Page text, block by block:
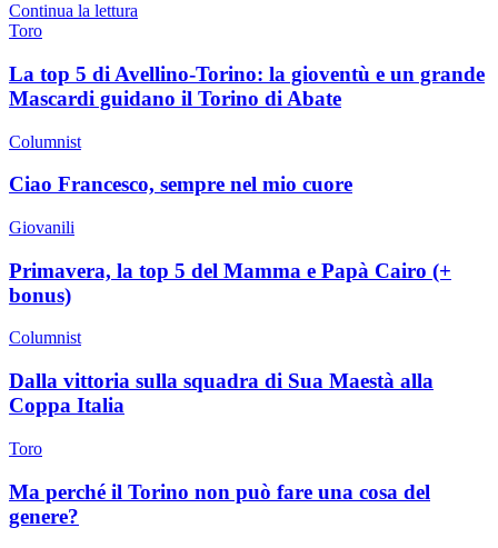
Continua la lettura
Toro
La top 5 di Avellino-Torino: la gioventù e un grande
Mascardi guidano il Torino di Abate
Columnist
Ciao Francesco, sempre nel mio cuore
Giovanili
Primavera, la top 5 del Mamma e Papà Cairo (+
bonus)
Columnist
Dalla vittoria sulla squadra di Sua Maestà alla
Coppa Italia
Toro
Ma perché il Torino non può fare una cosa del
genere?